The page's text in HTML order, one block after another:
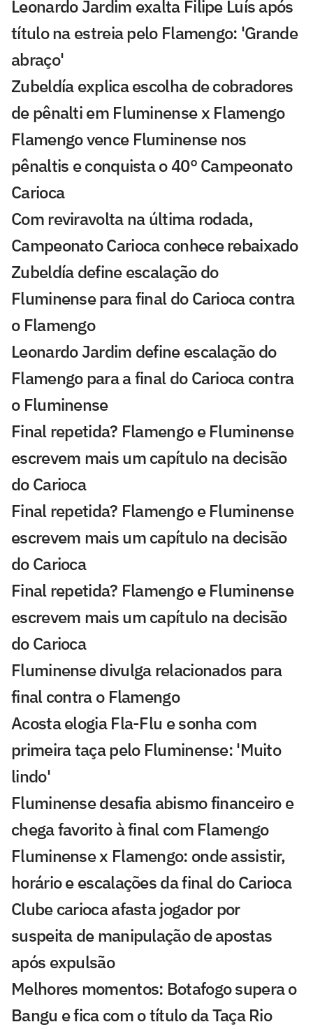
Leonardo Jardim exalta Filipe Luís após
título na estreia pelo Flamengo: 'Grande
abraço'
Zubeldía explica escolha de cobradores
de pênalti em Fluminense x Flamengo
Flamengo vence Fluminense nos
pênaltis e conquista o 40° Campeonato
Carioca
Com reviravolta na última rodada,
Campeonato Carioca conhece rebaixado
Zubeldía define escalação do
Fluminense para final do Carioca contra
o Flamengo
Leonardo Jardim define escalação do
Flamengo para a final do Carioca contra
o Fluminense
Final repetida? Flamengo e Fluminense
escrevem mais um capítulo na decisão
do Carioca
Final repetida? Flamengo e Fluminense
escrevem mais um capítulo na decisão
do Carioca
Final repetida? Flamengo e Fluminense
escrevem mais um capítulo na decisão
do Carioca
Fluminense divulga relacionados para
final contra o Flamengo
Acosta elogia Fla-Flu e sonha com
primeira taça pelo Fluminense: 'Muito
lindo'
Fluminense desafia abismo financeiro e
chega favorito à final com Flamengo
Fluminense x Flamengo: onde assistir,
horário e escalações da final do Carioca
Clube carioca afasta jogador por
suspeita de manipulação de apostas
após expulsão
Melhores momentos: Botafogo supera o
Bangu e fica com o título da Taça Rio